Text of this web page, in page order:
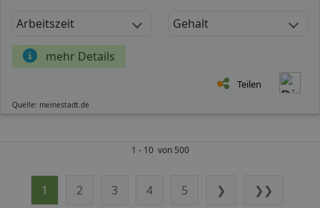
Arbeitszeit Gehalt
mehr Details
Teilen
Quelle: meinestadt.de
1 - 10 von 500
1 2 3 4 5 ❯ ❯❯